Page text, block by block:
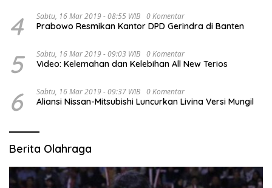
4 Sabtu, 16 Mar 2019 - 08:55 WIB 0 Komentar
Prabowo Resmikan Kantor DPD Gerindra di Banten
5 Sabtu, 16 Mar 2019 - 09:03 WIB 0 Komentar
Video: Kelemahan dan Kelebihan All New Terios
6 Sabtu, 16 Mar 2019 - 09:37 WIB 0 Komentar
Aliansi Nissan-Mitsubishi Luncurkan Livina Versi Mungil
Berita Olahraga